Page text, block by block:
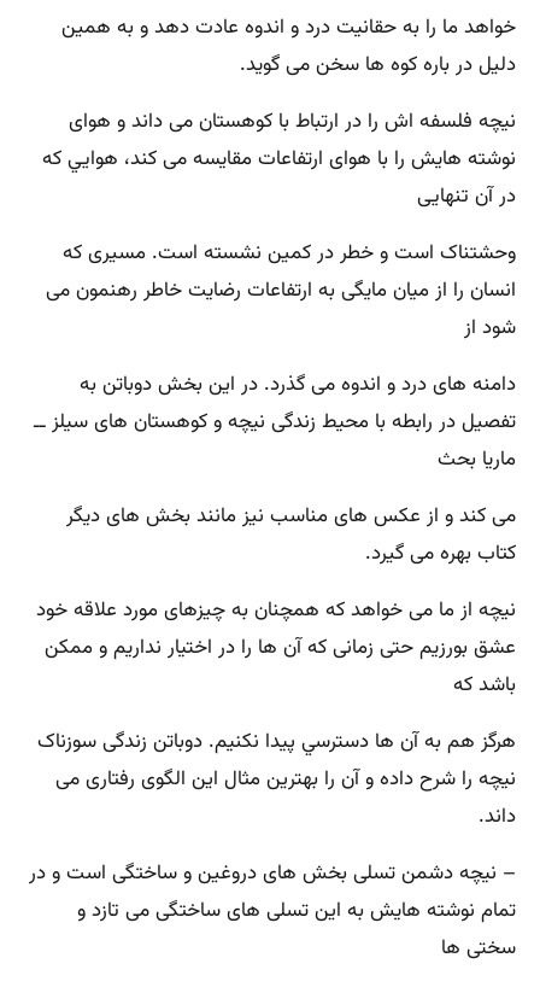
خواهد ما را به حقانيت درد و اندوه عادت دهد و به همين
دليل در باره كوه ‌ها سخن می ‌گويد.
نيچه فلسفه‌ اش را در ارتباط با كوهستان می داند و هوای
نوشته ‌هايش را با هوای ارتفاعات مقايسه می ‌كند، هوايي كه
در آن تنهایی
وحشتناک است و خطر در كمين نشسته است‌. مسيری كه
انسان را از ميان مايگی به ارتفاعات رضايت‌ خاطر رهنمون می
‌شود از
دامنه‌ های درد و اندوه می گذرد. در اين بخش دوباتن به
تفصيل در رابطه با محيط زندگی نيچه و كوهستان ‌های سيلز ــ
ماريا بحث
می كند و از عكس ‌های مناسب نيز مانند بخش ‌های ديگر
كتاب بهره می ‌گيرد.
نيچه از ما می ‌خواهد كه همچنان به چيزهای مورد علاقه خود
عشق بورزيم حتی زمانی كه آن ‌ها را در اختيار نداريم و ممكن
باشد كه
هرگز هم به آن‌ ها دسترسي پيدا نكنيم‌. دوباتن زندگی سوزناک
نيچه را شرح داده و آن را بهترين مثال اين الگوی رفتاری می
‌داند.
– نيچه دشمن تسلی بخش‌ های دروغين و ساختگی است و در
تمام نوشته ‌هايش به اين تسلی ‌های ساختگی می ‌تازد و
سختی ها